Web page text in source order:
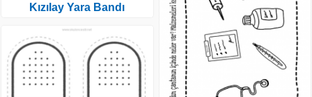
Kızılay Yara Bandı